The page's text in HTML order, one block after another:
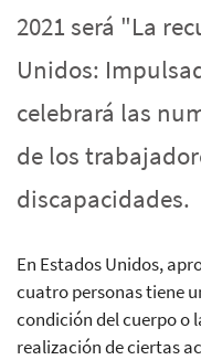
2021 será "La
Unidos:
celebrará las
de los
discapacidades.
En Estados Unidos,
cuatro personas tiene
condición del cuerpo o
realización de ciertas